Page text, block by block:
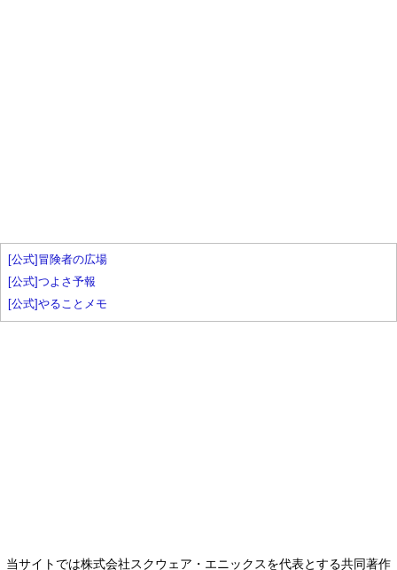
[公式]冒険者の広場
[公式]つよさ予報
[公式]やることメモ
当サイトでは株式会社スクウェア・エニックスを代表とする共同著作